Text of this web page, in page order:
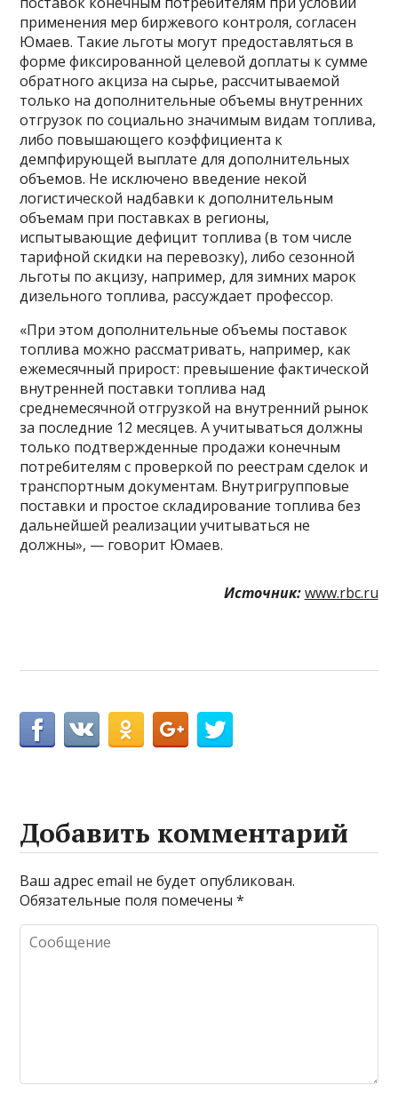
применения мер биржевого контроля, согласен
Юмаев. Такие льготы могут предоставляться в
форме фиксированной целевой доплаты к сумме
обратного акциза на сырье, рассчитываемой
только на дополнительные объемы внутренних
отгрузок по социально значимым видам топлива,
либо повышающего коэффициента к
демпфирующей выплате для дополнительных
объемов. Не исключено введение некой
логистической надбавки к дополнительным
объемам при поставках в регионы,
испытывающие дефицит топлива (в том числе
тарифной скидки на перевозку), либо сезонной
льготы по акцизу, например, для зимних марок
дизельного топлива, рассуждает профессор.
«При этом дополнительные объемы поставок
топлива можно рассматривать, например, как
ежемесячный прирост: превышение фактической
внутренней поставки топлива над
среднемесячной отгрузкой на внутренний рынок
за последние 12 месяцев. А учитываться должны
только подтвержденные продажи конечным
потребителям с проверкой по реестрам сделок и
транспортным документам. Внутригрупповые
поставки и простое складирование топлива без
дальнейшей реализации учитываться не
должны», — говорит Юмаев.
Источник: www.rbc.ru
Добавить комментарий
Ваш адрес email не будет опубликован.
Обязательные поля помечены*